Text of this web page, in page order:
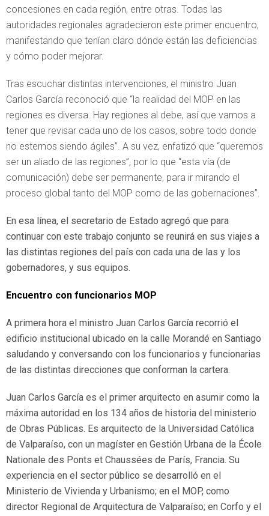
concesiones en cada región, entre otras. Todas las
autoridades regionales agradecieron este primer encuentro,
manifestando que tenían claro dónde están las deficiencias
y cómo poder mejorar.
Tras escuchar distintas intervenciones, el ministro Juan
Carlos García reconoció que “la realidad del MOP en las
regiones es diversa. Hay regiones al debe, así que vamos a
tener que revisar cada uno de los casos, sobre todo donde
no estemos siendo ágiles”. A su vez, enfatizó que “queremos
ser un aliado de las regiones”, por lo que “esta vía (de
comunicación) debe ser permanente, para ir mirando el
proceso global tanto del MOP como de las gobernaciones”.
En esa línea, el secretario de Estado agregó que para
continuar con este trabajo conjunto se reunirá en sus viajes a
las distintas regiones del país con cada una de las y los
gobernadores, y sus equipos.
Encuentro con funcionarios MOP
A primera hora el ministro Juan Carlos García recorrió el
edificio institucional ubicado en la calle Morandé en Santiago
saludando y conversando con los funcionarios y funcionarias
de las distintas direcciones que conforman la cartera.
Juan Carlos García es el primer arquitecto en asumir como la
máxima autoridad en los 134 años de historia del ministerio
de Obras Públicas. Es arquitecto de la Universidad Católica
de Valparaíso, con un magíster en Gestión Urbana de la École
Nationale des Ponts et Chaussées de París, Francia. Su
experiencia en el sector público se desarrolló en el
Ministerio de Vivienda y Urbanismo; en el MOP, como
director Regional de Arquitectura de Valparaíso; en Corfo y el